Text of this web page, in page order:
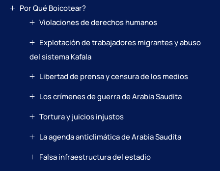
Por Qué Boicotear?
Violaciones de derechos humanos
Explotación de trabajadores migrantes y abuso
del sistema Kafala
Libertad de prensa y censura de los medios
Los crímenes de guerra de Arabia Saudita
Tortura y juicios injustos
La agenda anticlimática de Arabia Saudita
Falsa infraestructura del estadio